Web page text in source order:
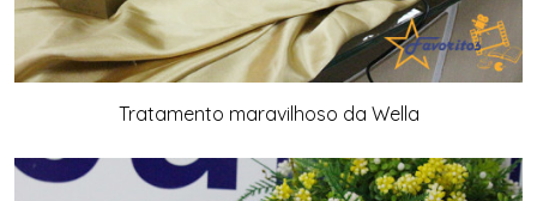
Tratamento maravilhoso da Wella